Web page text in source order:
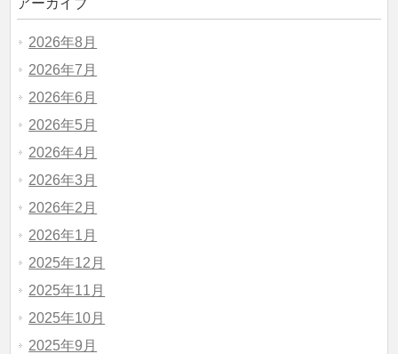
アーカイブ
2026年8月
2026年7月
2026年6月
2026年5月
2026年4月
2026年3月
2026年2月
2026年1月
2025年12月
2025年11月
2025年10月
2025年9月